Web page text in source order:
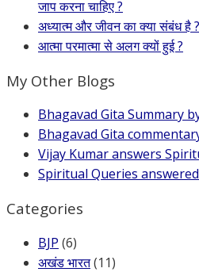
जाप करना चाहिए ?
अध्यात्म और जीवन का क्या संबंध है ?
आत्मा परमात्मा से अलग क्यों हुई ?
My Other Blogs
Bhagavad Gita Summary
Bhagavad Gita
Vijay Kumar answers
Spiritual Queries
Categories
BJP (6)
अखंड भारत(11)